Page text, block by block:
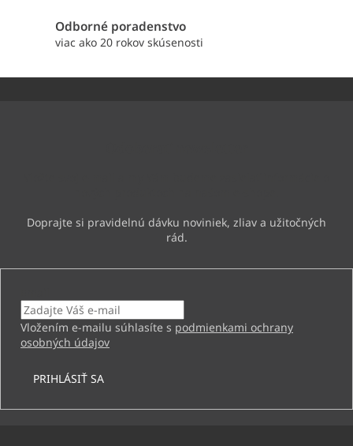
y
v
p
Odborné poradenstvo
viac ako 20 rokov skúsenosti
Vložením e-mailu súhlasíte s podmienkami ochrany
osobných údajov
PRIHLÁSIŤ SA